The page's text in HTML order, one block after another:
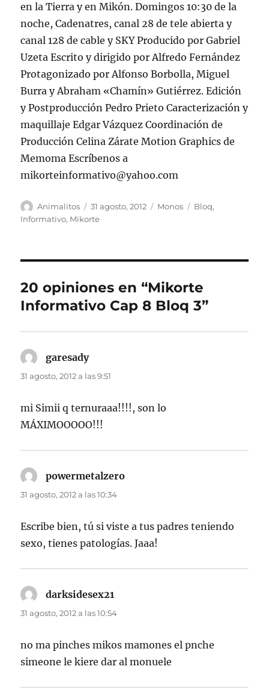
en la Tierra y en Mikón. Domingos 10:30 de la
noche, Cadenatres, canal 28 de tele abierta y
canal 128 de cable y SKY Producido por Gabriel
Uzeta Escrito y dirigido por Alfredo Fernández
Protagonizado por Alfonso Borbolla, Miguel
Burra y Abraham «Chamín» Gutiérrez. Edición
y Postproducción Pedro Prieto Caracterización y
maquillaje Edgar Vázquez Coordinación de
Producción Celina Zárate Motion Graphics de
Memoma Escríbenos a
mikorteinformativo@yahoo.com
Autor
Animalitos
Publicado
el
31 agosto, 2012 Categorías
Monos Etiquetas
Bloq,
Informativo, Mikorte
20 opiniones en “Mikorte
Informativo Cap 8 Bloq 3”
garesadydice:
31 agosto, 2012 a las 9:51
mi Simii q ternuraaa!!!!, son lo
MÁXIMOOOOO!!!
powermetalzero
31 agosto, 2012 a las 10:34
Escribe bien, tú si viste a tus padres teniendo
sexo, tienes patologías. Jaaa!
darksidesex21
31 agosto, 2012 a las 10:54
no ma pinches mikos mamones el pnche
simeone le kiere dar al monuele